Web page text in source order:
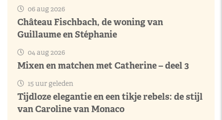
06 aug 2026
Château Fischbach, de woning van
Guillaume en Stéphanie
04 aug 2026
Mixen en matchen met Catherine – deel 3
15 uur geleden
Tijdloze elegantie en een tikje rebels: de stijl
van Caroline van Monaco